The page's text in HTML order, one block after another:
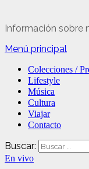
Información sobre
Menú principal
Colecciones /
Lifestyle
Música
Cultura
Viajar
Contacto
Buscar:
En vivo